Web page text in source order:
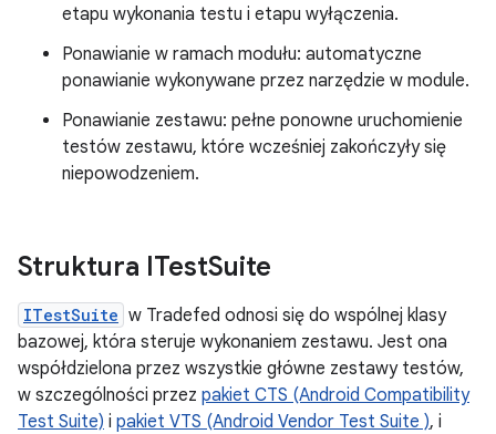
etapu wykonania testu i etapu wyłączenia.
Ponawianie w ramach modułu: automatyczne
ponawianie wykonywane przez narzędzie w module.
Ponawianie zestawu: pełne ponowne uruchomienie
testów zestawu, które wcześniej zakończyły się
niepowodzeniem.
Struktura ITestSuite
ITestSuite w Tradefed odnosi się do wspólnej klasy
bazowej, która steruje wykonaniem zestawu. Jest ona
współdzielona przez wszystkie główne zestawy testów,
w szczególności przez pakiet CTS (Android Compatibility
Test Suite) i pakiet VTS (Android Vendor Test Suite ), i